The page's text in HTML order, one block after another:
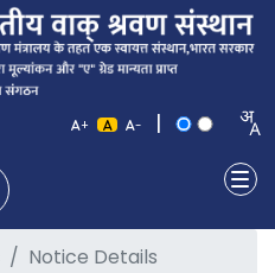
+ - |
Notice Details